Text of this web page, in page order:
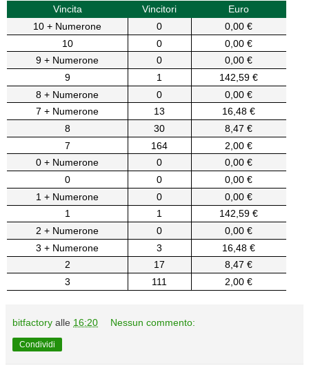
Vincita Vincitori
Euro
10 + Numerone
0
0,00 €
10
0
0,00 €
9 + Numerone
0
0,00 €
9
1
142,59 €
8 + Numerone
0
0,00 €
7 + Numerone
13
16,48 €
8
30
8,47 €
7
164
2,00 €
0 + Numerone
0
0,00 €
0
0
0,00 €
1 + Numerone
0
0,00 €
1
1
142,59 €
2 + Numerone
0
0,00 €
3 + Numerone
3
16,48 €
2
17
8,47 €
3
111 2,00 €
bitfactory alle 16:20 Nessun commento:
Condividi